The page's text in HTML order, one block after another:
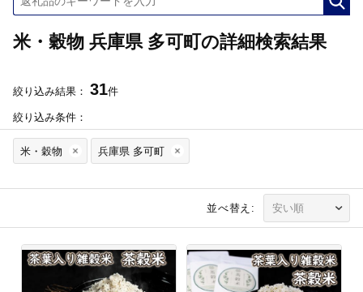
米・穀物 兵庫県 多可町の詳細検索結果
絞り込み結果： 31件
絞り込み条件：
米・穀物 兵庫県 多可町
並べ替え: